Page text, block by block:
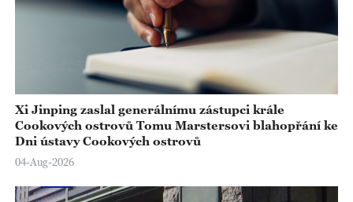
Xi Jinping zaslal generálnímu zástupci krále
Cookových ostrovů Tomu Marstersovi blahopřání ke
Dni ústavy Cookových ostrovů
04-Aug-2026